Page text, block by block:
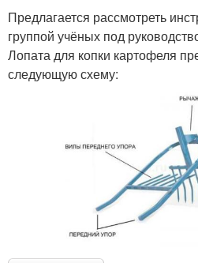
Предлагается рассмотреть
группой учёных под
Лопата для копки картофеля
следующую схему: